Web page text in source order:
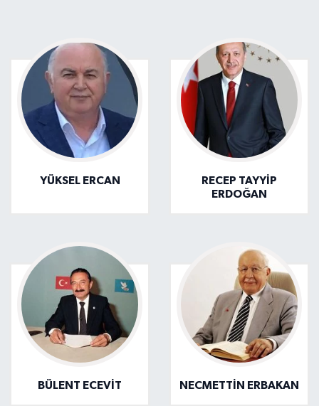
YÜKSEL ERCAN
RECEP TAYYİP
ERDOĞAN
BÜLENT ECEVİT NECMETTİN ERBAKAN